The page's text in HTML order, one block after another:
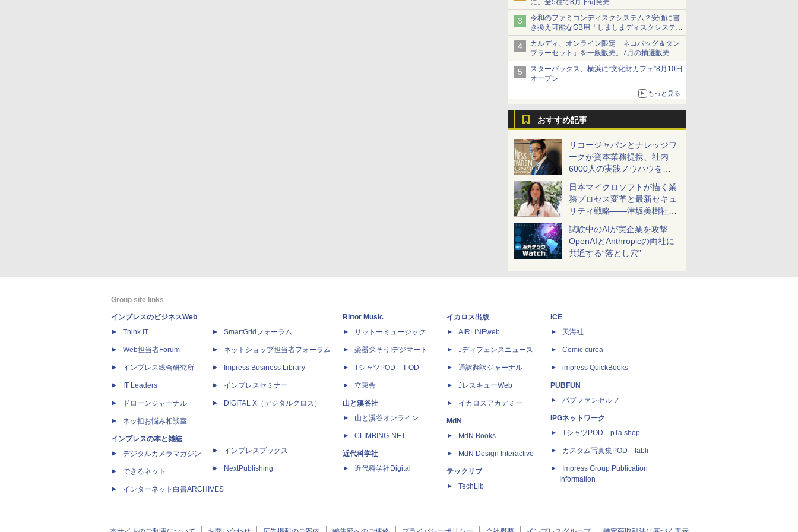
に。全5種で8月下旬発売
令和のファミコンディスクシステム？安価に書
き換え可能なGB用「しましまディスクシステ
ム」
カルディ、オンライン限定「ネコバッグ＆タン
ブラーセット」を一般販売。7月の抽選販売の
当選無効分
スターバックス、横浜に“文化財カフェ”8月10日
オープン
もっと見る
おすすめ記事
リコージャパンとナレッジワ
ークが資本業務提携、社内
6000人の実践ノウハウを生
かした「AI商談記録 for
RICOH」を展開へ
日本マイクロソフトが描く業
務プロセス変革と最新セキュ
リティ戦略――津坂美樹社長
が2027年度戦略を説明
試験中のAIが実企業を攻撃
OpenAIとAnthropicの両社に
共通する“落とし穴”
Group site links
インプレスのビジネスWeb
Think IT
Web担当者Forum
インプレス総合研究所
IT Leaders
ドローンジャーナル
ネッ担お悩み相談室
インプレスの本と雑誌
デジタルカメラマガジン
できるネット
インターネット白書ARCHIVES
SmartGridフォーラム
ネットショップ担当者フォーラム
Impress Business Library
インプレスセミナー
DIGITAL X（デジタルクロス）
インプレスブックス
NextPublishing
Rittor Music
リットーミュージック
楽器探そう!デジマート
TシャツPOD T-OD
立東舎
山と溪谷社
山と溪谷オンライン
CLIMBING-NET
近代科学社
近代科学社Digital
イカロス出版
AIRLINEweb
Jディフェンスニュース
通訳翻訳ジャーナル
JレスキューWeb
イカロスアカデミー
MdN
MdN Books
MdN Design Interactive
テックリブ
TechLib
ICE
天海社
Comic curea
impress QuickBooks
PUBFUN
パブファンセルフ
IPGネットワーク
TシャツPOD pTa.shop
カスタム写真集POD fabli
Impress Group Publication
Information